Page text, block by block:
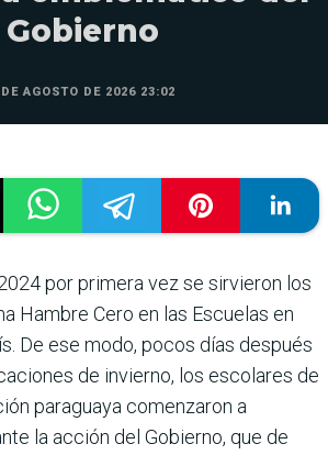
Gobierno
AGOSTO DE 2026 23:02
por pri­mera vez se sirvieron los
Hambre Cero en las Escuelas en
De ese modo, pocos días después
de invierno, los escolares de
paraguaya comenza­ron a
la acción del Gobierno, que de